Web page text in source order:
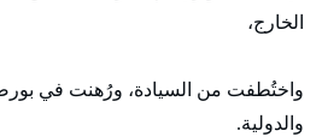
الخارج،
واختُطفت من السيادة، ورُهنت في
والدولية.